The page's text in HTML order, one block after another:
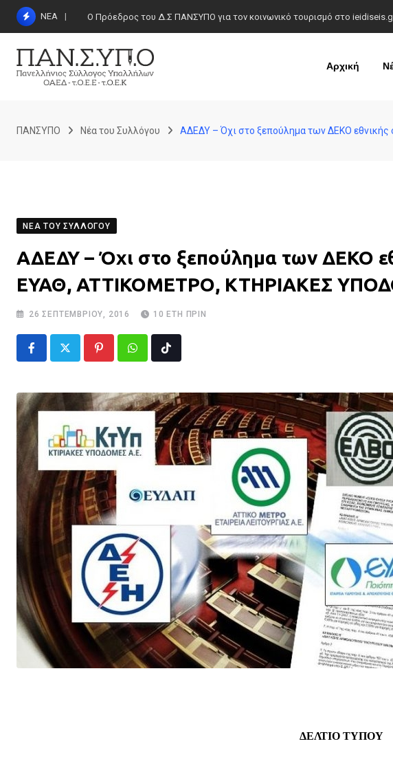
Skip
content
ΝΕΑ Ο Πρόεδρος του Δ.Σ ΠΑΝΣΥΠΟ για τον κοινωνικό τουρισμό στο
Αρχική
ΠΑΝΣΥΠΟ Νέα του Συλλόγου ΑΔΕΔΥ – Όχι στο ξεπούλημα των ΔΕΚΟ
ΝΈΑ ΤΟΥ ΣΥΛΛΌΓΟΥ
ΑΔΕΔΥ – Όχι στο ξεπούλημα των ΔΕΚΟ
ΕΥΑΘ, ΑΤΤΙΚΟΜΕΤΡΟ, ΚΤΗΡΙΑΚΕΣ
26 ΣΕΠΤΕΜΒΡΊΟΥ, 2016 10 ΈΤΗ ΠΡΙΝ
PinterestWhatsappTiktok
ΔΕΛΤΙΟ ΤΥΠΟΥ